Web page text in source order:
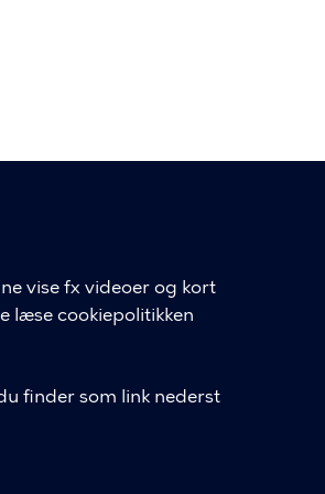
vise fx videoer og kort
læse cookiepolitikken
finder som link nederst
klage